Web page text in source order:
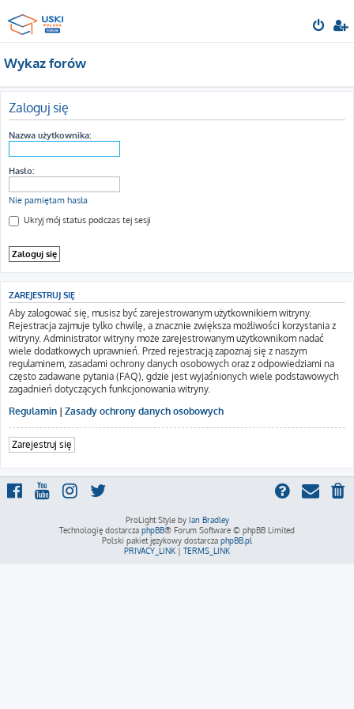
Wykaz forów
Zaloguj się
Nazwa użytkownika:
Hasło:
Nie pamiętam hasła
Ukryj mój status podczas tej sesji
ZAREJESTRUJ SIĘ
Aby zalogować się, musisz być zarejestrowanym użytkownikiem witryny.
Rejestracja zajmuje tylko chwilę, a znacznie zwiększa możliwości korzystania z
witryny. Administrator witryny może zarejestrowanym użytkownikom nadać
wiele dodatkowych uprawnień. Przed rejestracją zapoznaj się z naszym
regulaminem, zasadami ochrony danych osobowych oraz z odpowiedziami na
często zadawane pytania (FAQ), gdzie jest wyjaśnionych wiele podstawowych
zagadnień dotyczących funkcjonowania witryny.
Regulamin | Zasady ochrony danych osobowych
Zarejestruj się
ProLight Style by Ian Bradley
Technologię dostarcza phpBB® Forum Software © phpBB Limited
Polski pakiet językowy dostarcza phpBB.pl
PRIVACY_LINK | TERMS_LINK